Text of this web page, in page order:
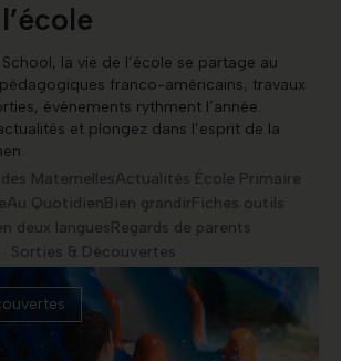
la vie de l’école se partage au
franco-américains, travaux
événements rythment l’année.
et plongez dans l’esprit de la
MaternellesActualités École Primaire
Au QuotidienBien grandirFiches outils
deux languesRegards de parents
Sorties & Découvertes